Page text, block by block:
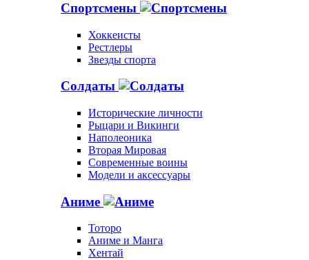
Спортсмены
Хоккеисты
Рестлеры
Звезды спорта
Солдаты
Исторические личности
Рыцари и Викинги
Наполеоника
Вторая Мировая
Современные воины
Модели и аксессуары
Аниме
Тоторо
Аниме и Манга
Хентай